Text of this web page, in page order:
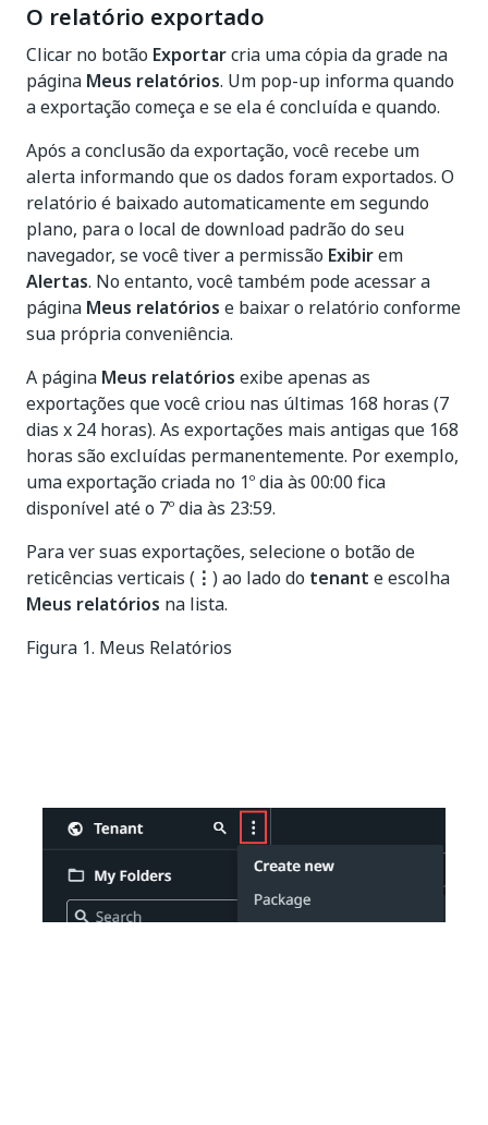
O relatório exportado
Clicar no botão Exportarcria uma cópia da grade na
página Meus relatórios. Um pop-up informa quando
a exportação começa e se ela é concluída e quando.
Após a conclusão da exportação, você recebe um
alerta informando que os dados foram exportados. O
relatório é baixado automaticamente em segundo
plano, para o local de download padrão do seu
navegador, se você tiver a permissão Exibirem
Alertas. No entanto, você também pode acessar a
página Meus relatórios e baixar o relatório conforme
sua própria conveniência.
A página Meus relatórios exibe apenas as
exportações que você criou nas últimas 168 horas (7
dias x 24 horas). As exportações mais antigas que 168
horas são excluídas permanentemente. Por exemplo,
uma exportação criada no 1º dia às 00:00 fica
disponível até o 7º dia às 23:59.
Para ver suas exportações, selecione o botão de
reticências verticais ( ⋮ ) ao lado do tenant e escolha
Meus relatórios na lista.
Figura 1. Meus Relatórios